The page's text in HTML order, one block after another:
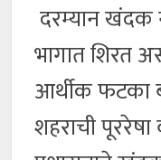
दरम्यान खंदक
भागात शिरत
आर्थीक फटका
शहराची